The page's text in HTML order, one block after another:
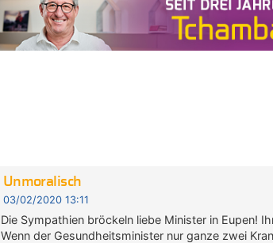
Unmoralisch
03/02/2020 13:11
Die Sympathien bröckeln liebe Minister in Eupen!
Wenn der Gesundheitsminister nur ganze zwei